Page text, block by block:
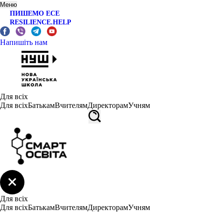
Меню
ПИШЕМО ЕСЕ
RESILIENCE.HELP
Напишіть нам
Для всіх
Для всіхБатькамВчителямДиректорамУчням
Для всіх
Для всіхБатькамВчителямДиректорамУчням